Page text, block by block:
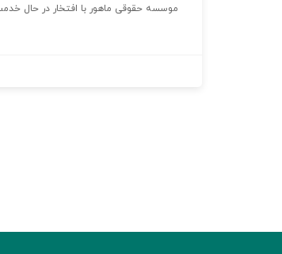
موسسه حقوقی ماهور با افتخار در حال